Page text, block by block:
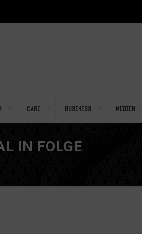
Care Business Medien
IN FOLGE